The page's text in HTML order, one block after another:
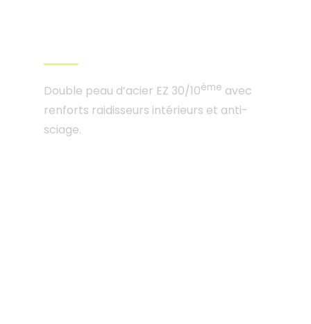
Double peau d’acier EZ 30/10ème avec
renforts raidisseurs intérieurs et anti-
sciage.